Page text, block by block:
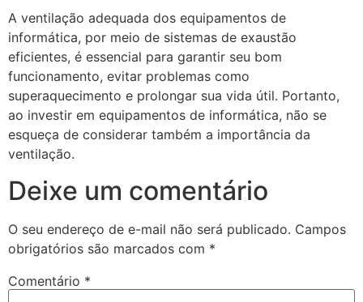
A ventilação adequada dos equipamentos de
informática, por meio de sistemas de exaustão
eficientes, é essencial para garantir seu bom
funcionamento, evitar problemas como
superaquecimento e prolongar sua vida útil. Portanto,
ao investir em equipamentos de informática, não se
esqueça de considerar também a importância da
ventilação.
Deixe um comentário
O seu endereço de e-mail não será publicado. Campos
obrigatórios são marcados com *
Comentário *